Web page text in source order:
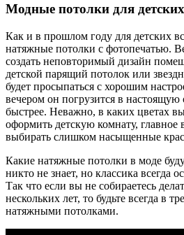
Модные потолки для
Как и в прошлом году для детских
натяжные потолки с фотопечатью.
создать неповторимый дизайн
детской парящий потолок или
будет просыпаться с хорошим
вечером он погрузится в настоящую
быстрее. Неважно, в каких цветах
оформить детскую комнату, главное
выбирать слишком насыщенные
Какие натяжные потолки в моде
никто не знает, но классика всегда
Так что если вы не собираетесь
нескольких лет, то будьте всегда в
натяжными потолками.